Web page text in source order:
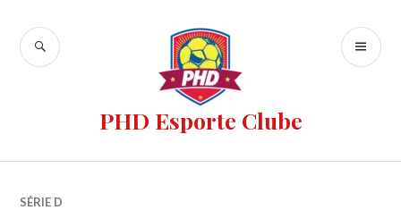
PHD Esporte Clube
SÉRIE D